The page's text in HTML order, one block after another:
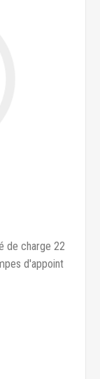
de charge 22
d'appoint